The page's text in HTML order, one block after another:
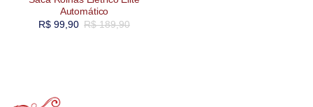
Automático
R$189,90
R$99,90